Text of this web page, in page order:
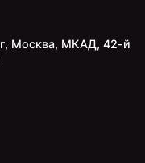
Москва, МКАД, 42-й